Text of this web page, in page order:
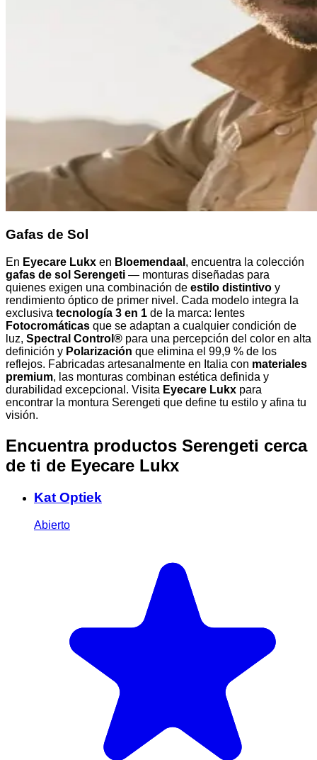
Gafas de Sol
En Eyecare Lukx en Bloemendaal , encuentra la colección
gafas de sol Serengeti — monturas diseñadas para
quienes exigen una combinación de estilo distintivo y
rendimiento óptico de primer nivel. Cada modelo integra la
exclusiva tecnología 3 en 1 de la marca: lentes
Fotocromáticas que se adaptan a cualquier condición de
luz, Spectral Control® para una percepción del color en alta
definición y Polarización que elimina el 99,9 % de los
reflejos. Fabricadas artesanalmente en Italia con materiales
premium, las monturas combinan estética definida y
durabilidad excepcional. Visita Eyecare Lukx para
encontrar la montura Serengeti que define tu estilo y afina tu
visión.
Encuentra productos Serengeti cerca
de ti de Eyecare Lukx
Kat Optiek
Abierto